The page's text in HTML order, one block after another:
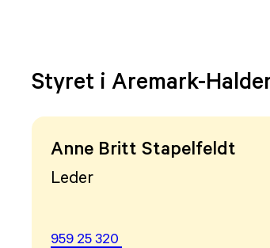
Styret i Aremark-
Anne Britt Stapelfeldt
Leder
959 25 320